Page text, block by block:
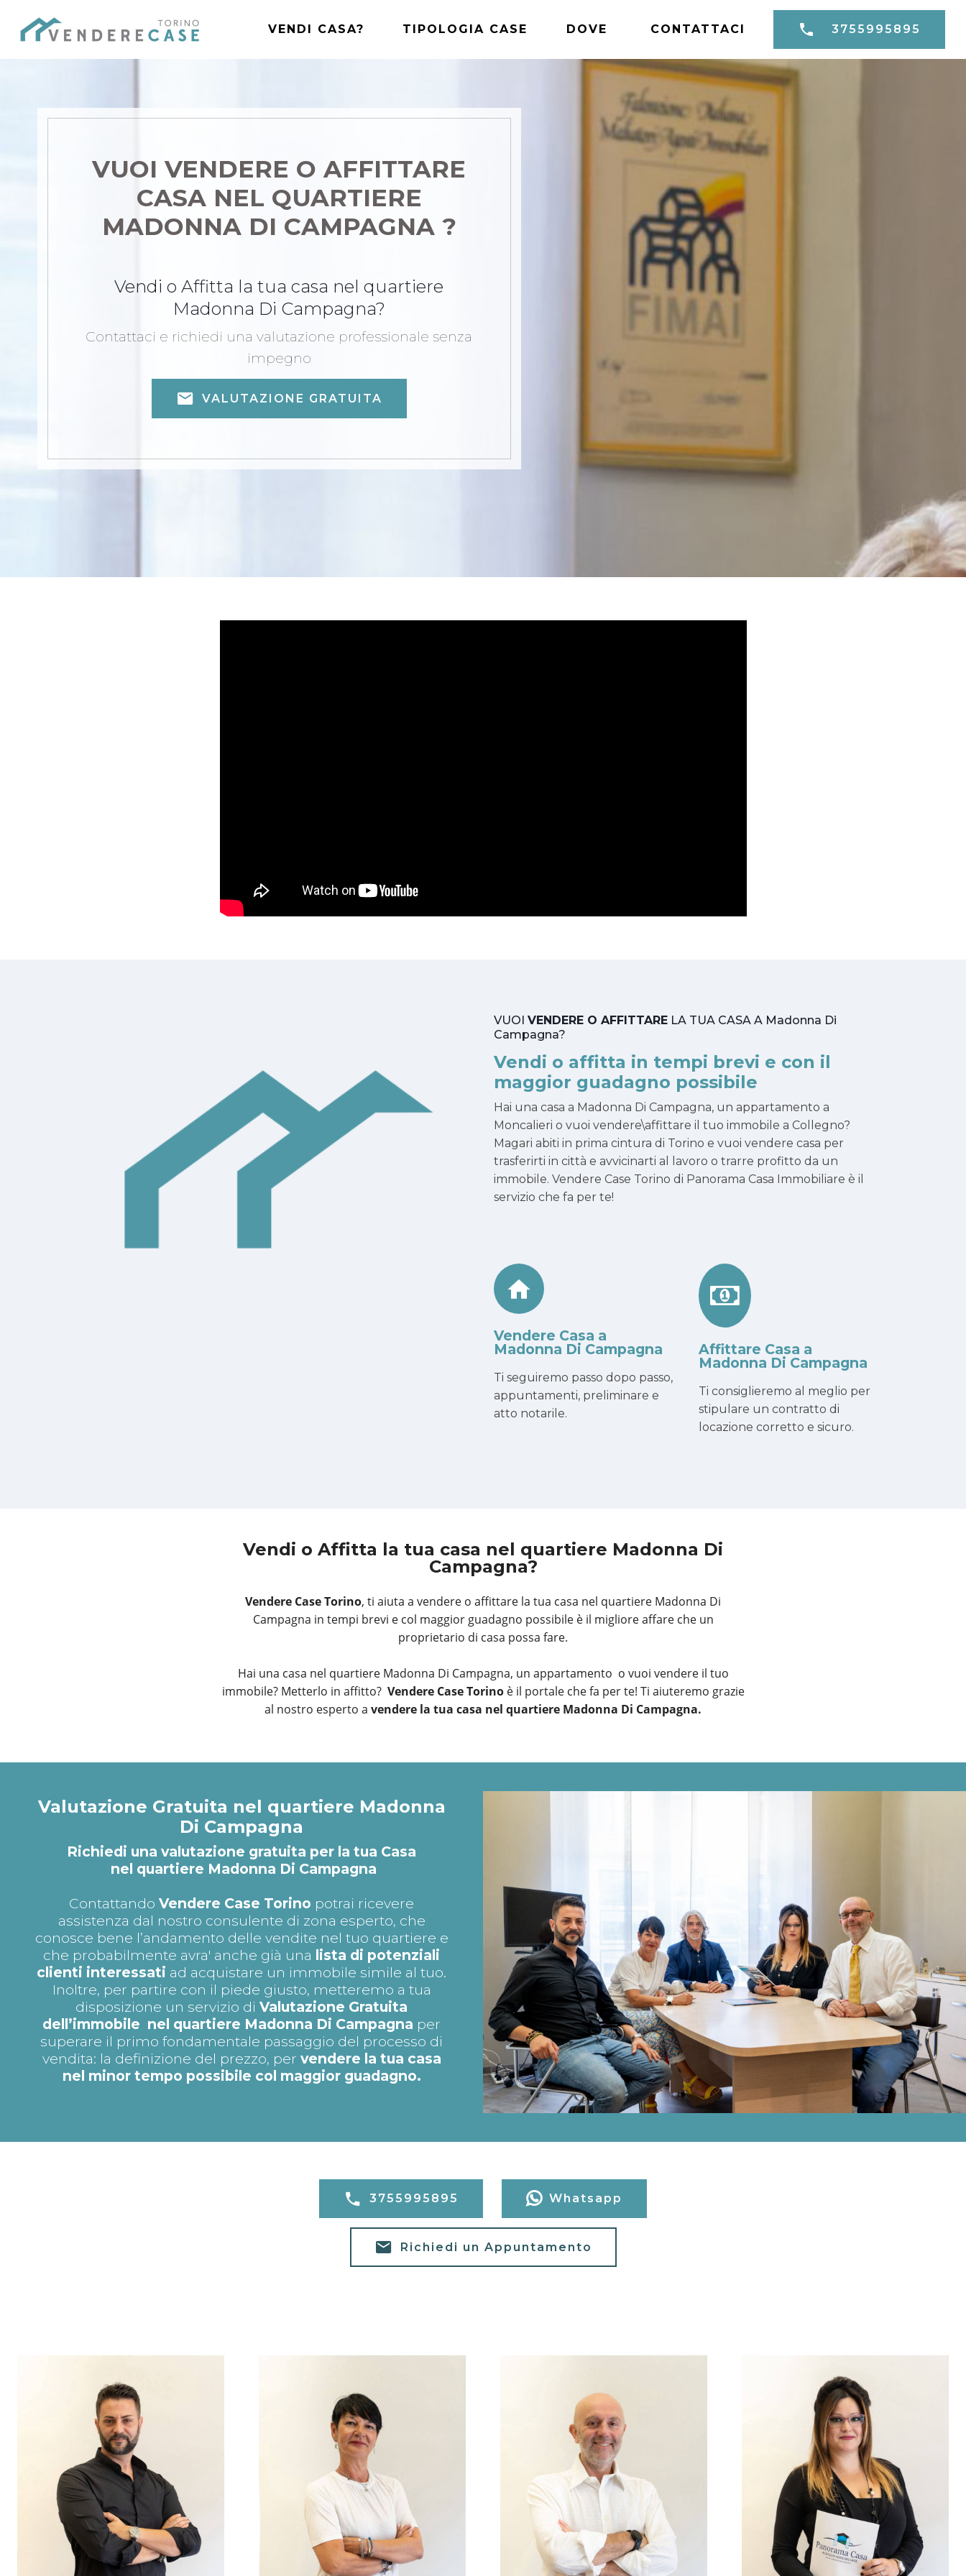
VENDI CASA? TIPOLOGIA CASE DOVE CONTATTACI 3755995895
VUOI VENDERE O AFFITTARE
CASA NEL QUARTIERE
MADONNA DI CAMPAGNA ?
Vendi o Affitta la tua casa nel quartiere
Madonna Di Campagna?
Contattaci e richiedi una valutazione professionale senza
impegno
VALUTAZIONE GRATUITA
VUOI VENDERE O AFFITTARE LA TUA CASA A Madonna Di
Campagna?
Vendi o affitta in tempi brevi e con il
maggior guadagno possibile
Hai una casa a Madonna Di Campagna, un appartamento a
Moncalieri o vuoi vendere\affittare il tuo immobile a Collegno?
Magari abiti in prima cintura di Torino e vuoi vendere casa per
trasferirti in città e avvicinarti al lavoro o trarre profitto da un
immobile. Vendere Case Torino di Panorama Casa Immobiliare è il
servizio che fa per te!
Vendere Casa a
Madonna Di Campagna
Ti seguiremo passo dopo passo,
appuntamenti, preliminare e
atto notarile.
Affittare Casa a
Madonna Di Campagna
Ti consiglieremo al meglio per
stipulare un contratto di
locazione corretto e sicuro.
Vendi o Affitta la tua casa nel quartiere Madonna Di
Campagna?
Vendere Case Torino, ti aiuta a vendere o affittare la tua casa nel quartiere Madonna Di
Campagna in tempi brevi e col maggior guadagno possibile è il migliore affare che un
proprietario di casa possa fare.
Hai una casa nel quartiere Madonna Di Campagna, un appartamento o vuoi vendere il tuo
immobile? Metterlo in affitto? Vendere Case Torinoè il portale che fa per te! Ti aiuteremo grazie
al nostro esperto a vendere la tua casa nel quartiere Madonna Di Campagna.
Valutazione Gratuita nel quartiere Madonna
Di Campagna
Richiedi una valutazione gratuita per la tua Casa
nel quartiere Madonna Di Campagna
Contattando Vendere Case Torino potrai ricevere
assistenza dal nostro consulente di zona esperto, che
conosce bene l’andamento delle vendite nel tuo quartiere e
che probabilmente avra' anche già una lista di potenziali
clienti interessati ad acquistare un immobile simile al tuo.
Inoltre, per partire con il piede giusto, metteremo a tua
disposizione un servizio di Valutazione Gratuita
dell’immobile nel quartiere Madonna Di Campagna per
superare il primo fondamentale passaggio del processo di
vendita: la definizione del prezzo, per vendere la tua casa
nel minor tempo possibile col maggior guadagno.
3755995895 Whatsapp
Richiedi un Appuntamento